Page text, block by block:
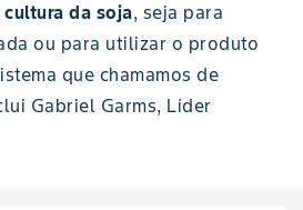
cultura da soja, seja para
ou para utilizar o produto
que chamamos de
Gabriel Garms, Líder